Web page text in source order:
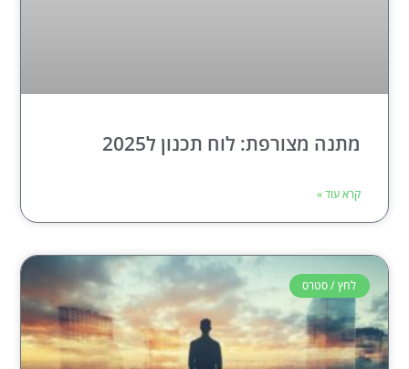
מתנה מצורפת: לוח תכנון ל2025
קרא עוד »
לחץ / סטרס